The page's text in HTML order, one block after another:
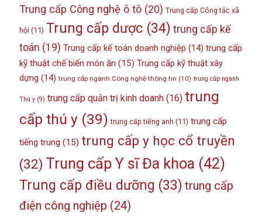
Trung cấp Công nghệ ô tô(20) Trung cấp Công tác xã
hội (11) Trung cấp dược(34) trung cấp kế
toán (19) Trung cấp kế toán doanh nghiệp (14) trung cấp
kỹ thuật chế biến món ăn (15) Trung cấp kỹ thuật xây
dựng (14) trung cấp ngành Công nghệ thông tin (10) trung cấp ngành
Thú y(9) trung cấp quản trị kinh doanh(16) trung
cấp thú y(39) trung cấp tiếng anh (11) trung cấp
tiếng trung (15) trung cấp y học cổ truyền
(32) Trung cấp Y sĩ Đa khoa (42)
Trung cấp điều dưỡng (33) trung cấp
điện công nghiệp (24)